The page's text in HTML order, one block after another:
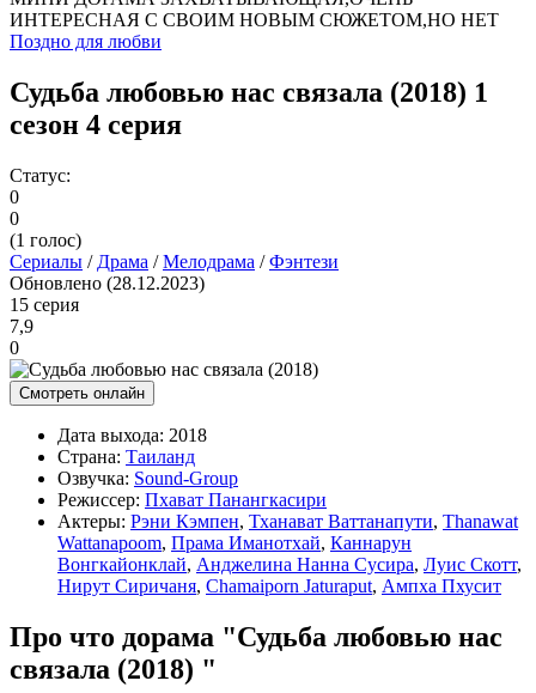
ИНТЕРЕСНАЯ С СВОИМ НОВЫМ СЮЖЕТОМ,НО НЕТ
Поздно для любви
Судьба любовью нас связала (2018) 1
сезон 4 серия
Статус:
0
0
(1 голос)
Сериалы / Драма /Мелодрама /Фэнтези
Обновлено (28.12.2023)
15 серия
7,9
0
Смотреть онлайн
Дата выхода: 2018
Страна: Таиланд
Озвучка: Sound-Group
Режиссер: Пхават Панангкасири
Актеры: Рэни Кэмпен, Тханават Ваттанапути, Thanawat
Wattanapoom, Прама Иманотхай, Каннарун
Вонгкайонклай, Анджелина Нанна Сусира, Луис Скотт,
Нирут Сиричаня, Chamaiporn Jaturaput, Ампха Пхусит
Про что дорама "Судьба любовью нас
связала (2018) "